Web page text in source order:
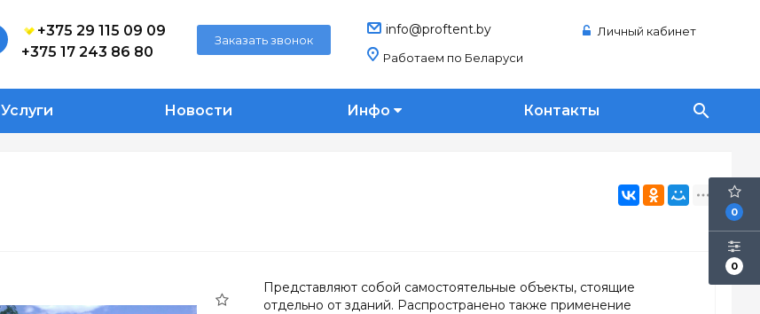
Личный кабинет
+375 29 115 09 09
+375 17 243 86 80
Заказать звонок
info@proftent.by
Работаем по Беларуси
Услуги Новости Инфо Контакты search
0
0
Представляют собой самостоятельные объекты, стоящие
отдельно от зданий. Распространено также применение